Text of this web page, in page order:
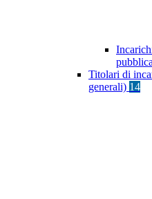
Titolari di
generali) 14